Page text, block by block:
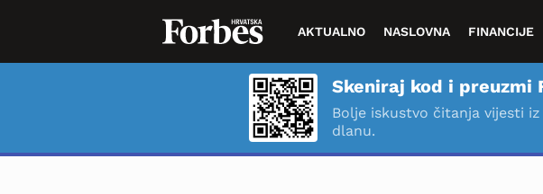
AKTUALNO NASLOVNA FINANCIJE
Skeniraj kod i preuzmi
Bolje iskustvo čitanja vijesti
dlanu.